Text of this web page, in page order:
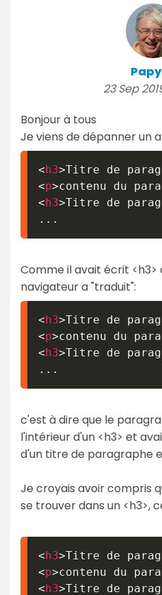
23 Sep
Bonjour à tous
Je viens de dépanner un
<h3>Titre de
<p>contenu du
<h3>Titre de
Comme il avait écrit <h3>
navigateur a "traduit":
<h3>Titre de
<p>contenu du
<h3>Titre de
c'est à dire que le
l'intérieur d'un <h3> et
d'un titre de paragraphe
Je croyais avoir compris
se trouver dans un <h3>,
<h3>Titre de
<p>contenu du
<h3>Titre de